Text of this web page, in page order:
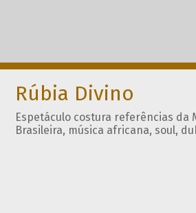
Rúbia Divino
Espetáculo costura referências da
Brasileira, música africana, soul,